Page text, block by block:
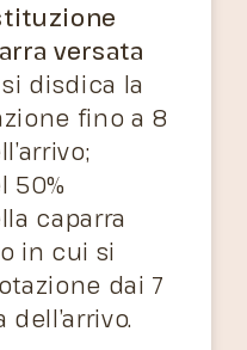
versata
disdica la
fino a 8
50%
caparra
in cui si
dai 7